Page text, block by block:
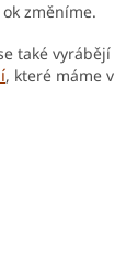
změníme.
také vyrábějí
, které máme v